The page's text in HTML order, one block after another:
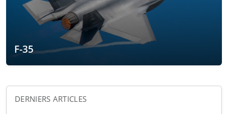
F-35
DERNIERS ARTICLES